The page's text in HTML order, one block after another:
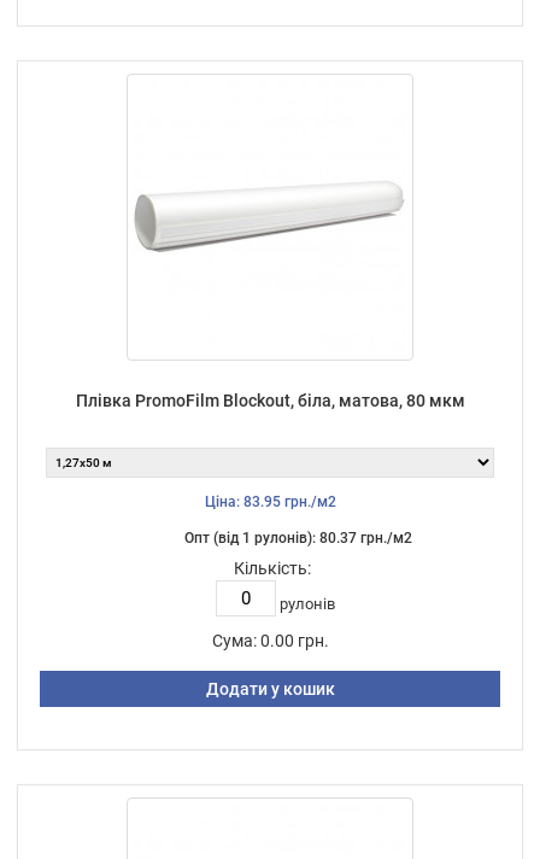
Плівка PromoFilm Blockout, біла, матова, 80 мкм
Ціна: 83.95 грн./м2
Опт (від 1 рулонів): 80.37 грн./м2
Кількість:
рулонів
Сума: 0.00 грн.
Додати у кошик